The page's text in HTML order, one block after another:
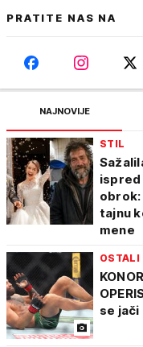
PRATITE NAS NA
NAJNOVIJE
STIL
ispred
obrok:
tajnu
mene
OSTALI
se jači